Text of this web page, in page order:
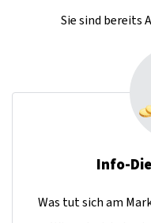
Sie sind bereits
Info-
Was tut sich am